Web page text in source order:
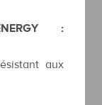
:
aux